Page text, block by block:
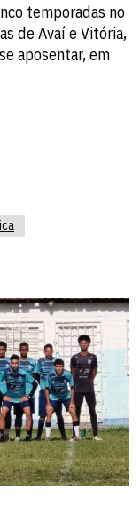
temporadas no
de Avaí e Vitória,
aposentar, em